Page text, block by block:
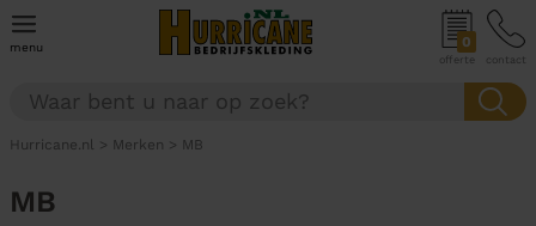
menu 0
offerte contact
Hurricane.nl > Merken > MB
MB